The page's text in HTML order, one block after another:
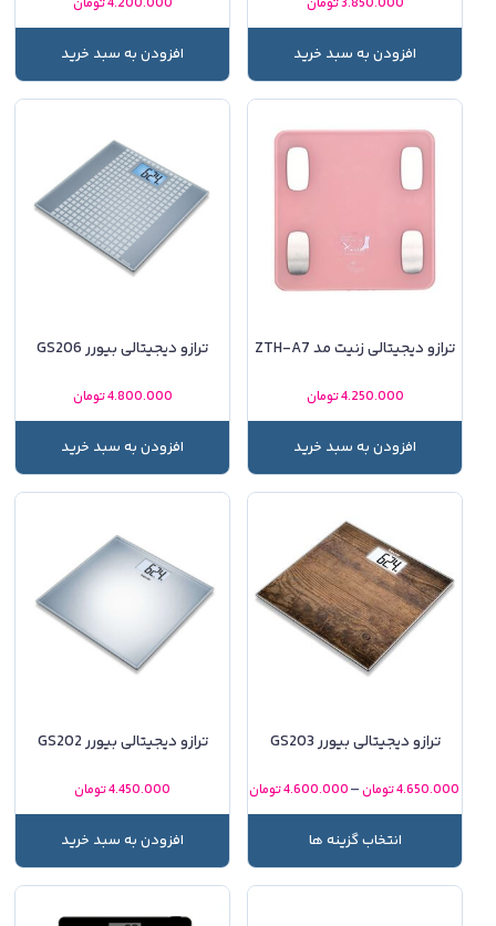
افزودن به سبد خرید افزودن به سبد خرید
ترازو دیجیتالی زنیت مد ZTH-A7
4.250.000تومان
افزودن به سبد خرید
ترازو دیجیتالی بیورر GS206
4.800.000تومان
افزودن به سبد خرید
ترازو دیجیتالی بیورر GS203
4.650.000تومان–
4.600.000تومان
انتخاب گزینه ها
ترازو دیجیتالی بیورر GS202
4.450.000تومان
افزودن به سبد خرید